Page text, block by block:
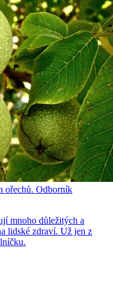
ořechů. Odborník
mnoho důležitých a
lidské zdraví. Už jen z